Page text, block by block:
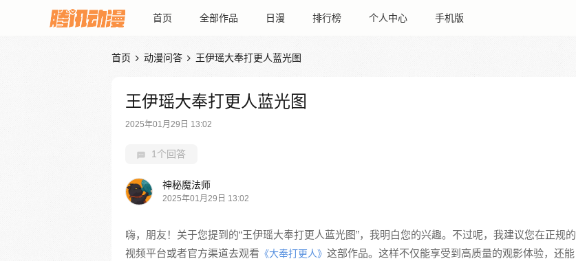
首页 全部作品 日漫 排行榜 个人中心 手机版
首页  动漫问答  王伊瑶大奉打更人蓝光图
王伊瑶大奉打更人蓝光图
2025年01月29日 13:02
1个回答
神秘魔法师
2025年01月29日 13:02
嗨，朋友！关于您提到的“王伊瑶大奉打更人蓝光图”，我明白您的兴趣。不过呢，我建议您在正规的
视频平台或者官方渠道去观看 《大奉打更人》 这部作品。这样不仅能享受到高质量的观影体验，还能